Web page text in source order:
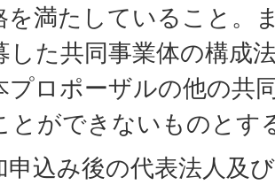
を満たしていること。
した共同事業体の構成
プロポーザルの他の共
とができないものとす
申込み後の代表法人及